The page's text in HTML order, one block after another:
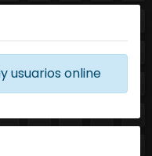
usuarios online